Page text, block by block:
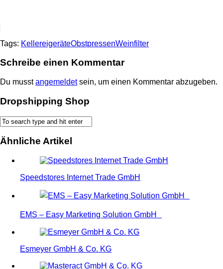
Tags: KellereigeräteObstpressenWeinfilter
Schreibe einen Kommentar
Du musstangemeldetsein, um einen Kommentar abzugeben.
Dropshipping Shop
Ähnliche Artikel
Speedstores Internet Trade GmbH
EMS – Easy Marketing Solution GmbH
Esmeyer GmbH & Co. KG